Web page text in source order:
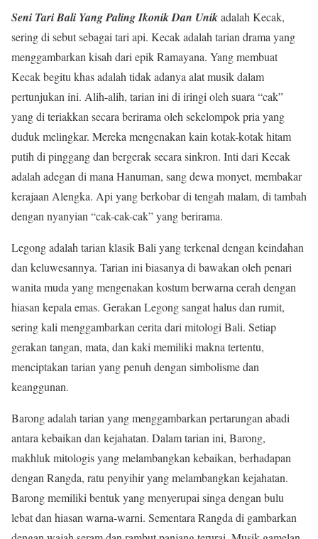
Seni Tari Bali Yang Paling Ikonik Dan Unikadalah Kecak,
sering di sebut sebagai tari api. Kecak adalah tarian drama yang
menggambarkan kisah dari epik Ramayana. Yang membuat
Kecak begitu khas adalah tidak adanya alat musik dalam
pertunjukan ini. Alih-alih, tarian ini di iringi oleh suara “cak”
yang di teriakkan secara berirama oleh sekelompok pria yang
duduk melingkar. Mereka mengenakan kain kotak-kotak hitam
putih di pinggang dan bergerak secara sinkron. Inti dari Kecak
adalah adegan di mana Hanuman, sang dewa monyet, membakar
kerajaan Alengka. Api yang berkobar di tengah malam, di tambah
dengan nyanyian “cak-cak-cak” yang berirama.
Legong adalah tarian klasik Bali yang terkenal dengan keindahan
dan keluwesannya. Tarian ini biasanya di bawakan oleh penari
wanita muda yang mengenakan kostum berwarna cerah dengan
hiasan kepala emas. Gerakan Legong sangat halus dan rumit,
sering kali menggambarkan cerita dari mitologi Bali. Setiap
gerakan tangan, mata, dan kaki memiliki makna tertentu,
menciptakan tarian yang penuh dengan simbolisme dan
keanggunan.
Barong adalah tarian yang menggambarkan pertarungan abadi
antara kebaikan dan kejahatan. Dalam tarian ini, Barong,
makhluk mitologis yang melambangkan kebaikan, berhadapan
dengan Rangda, ratu penyihir yang melambangkan kejahatan.
Barong memiliki bentuk yang menyerupai singa dengan bulu
lebat dan hiasan warna-warni. Sementara Rangda di gambarkan